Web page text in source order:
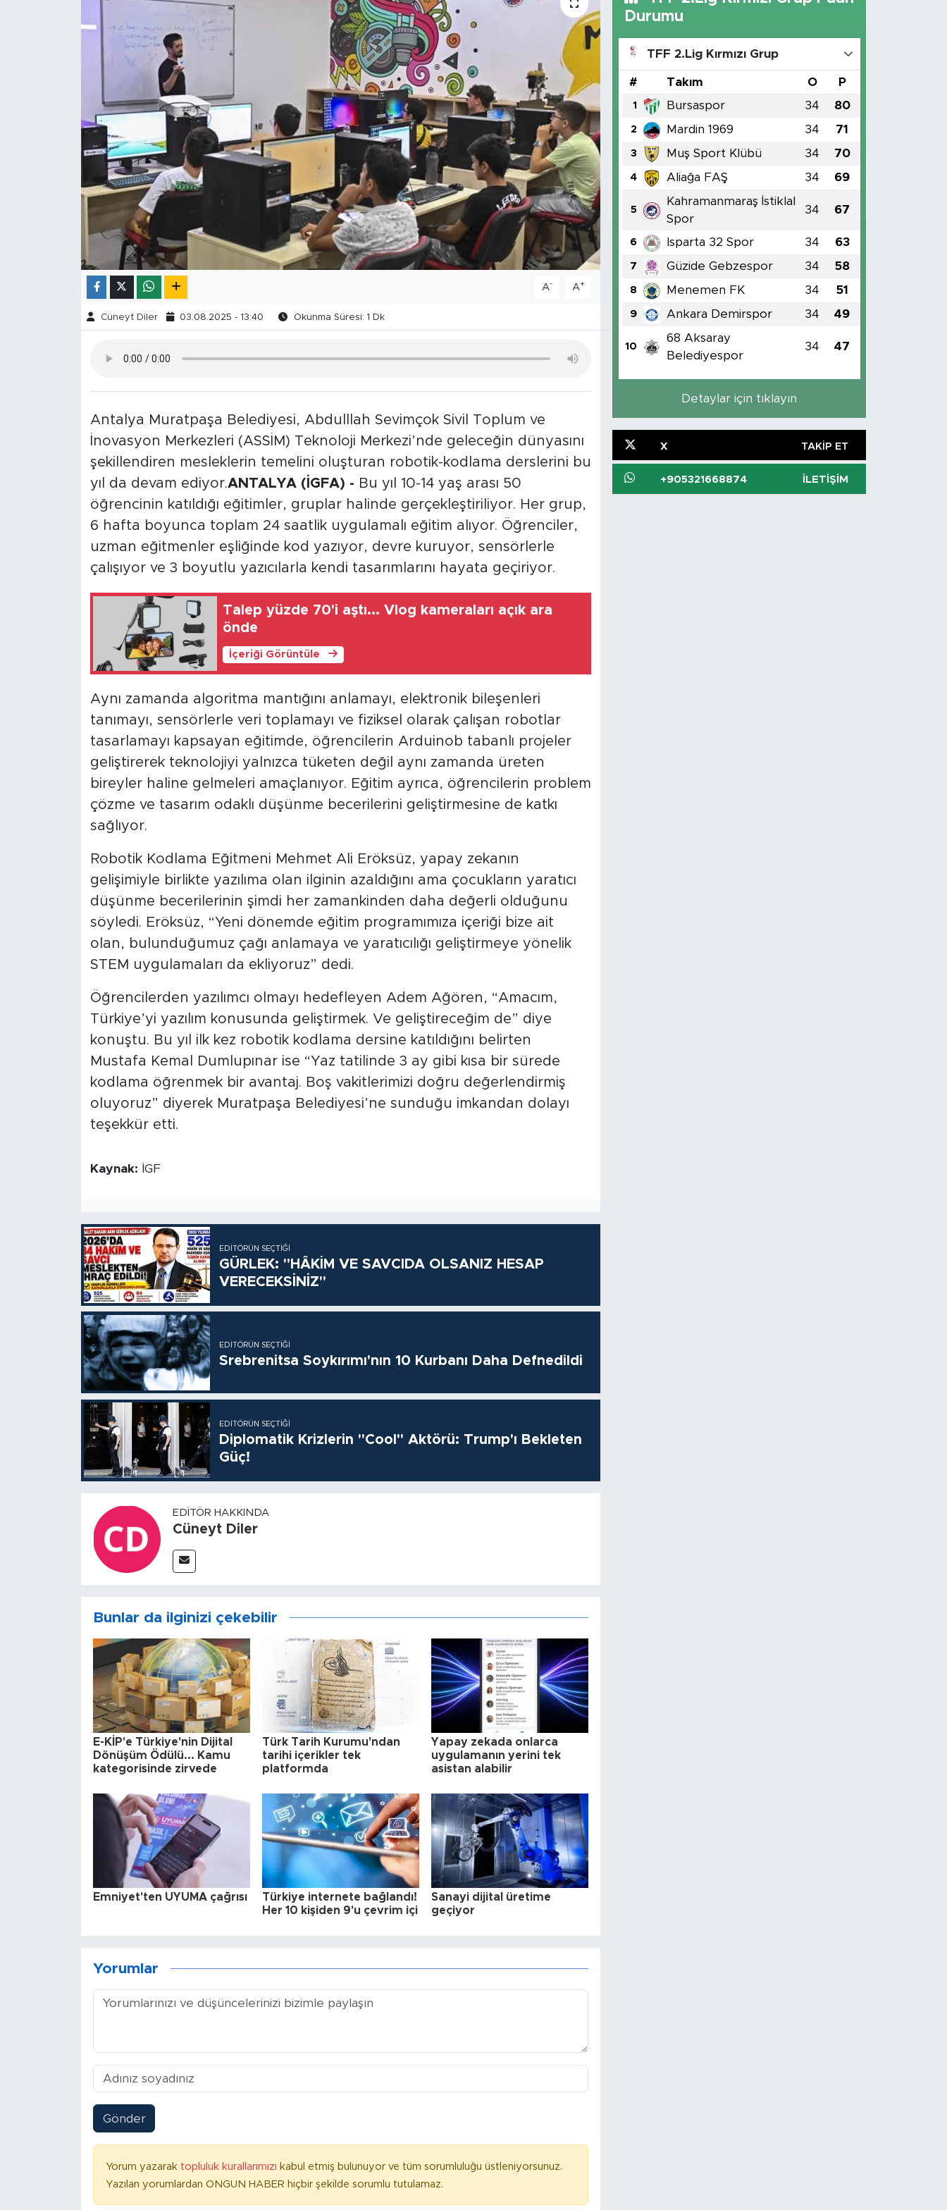
A- A+
Cüneyt Diler 03.08.2025 - 13:40 Okunma Süresi: 1 Dk
Antalya Muratpaşa Belediyesi, Abdulllah Sevimçok Sivil Toplum ve
İnovasyon Merkezleri (ASSİM) Teknoloji Merkezi’nde geleceğin dünyasını
şekillendiren mesleklerin temelini oluşturan robotik-kodlama derslerini bu
yıl da devam ediyor.ANTALYA (İGFA) - Bu yıl 10-14 yaş arası 50
öğrencinin katıldığı eğitimler, gruplar halinde gerçekleştiriliyor. Her grup,
6 hafta boyunca toplam 24 saatlik uygulamalı eğitim alıyor. Öğrenciler,
uzman eğitmenler eşliğinde kod yazıyor, devre kuruyor, sensörlerle
çalışıyor ve 3 boyutlu yazıcılarla kendi tasarımlarını hayata geçiriyor.
Talep yüzde 70'i aştı... Vlog kameraları açık ara
önde
İçeriği Görüntüle
Aynı zamanda algoritma mantığını anlamayı, elektronik bileşenleri
tanımayı, sensörlerle veri toplamayı ve fiziksel olarak çalışan robotlar
tasarlamayı kapsayan eğitimde, öğrencilerin Arduinob tabanlı projeler
geliştirerek teknolojiyi yalnızca tüketen değil aynı zamanda üreten
bireyler haline gelmeleri amaçlanıyor. Eğitim ayrıca, öğrencilerin problem
çözme ve tasarım odaklı düşünme becerilerini geliştirmesine de katkı
sağlıyor.
Robotik Kodlama Eğitmeni Mehmet Ali Eröksüz, yapay zekanın
gelişimiyle birlikte yazılıma olan ilginin azaldığını ama çocukların yaratıcı
düşünme becerilerinin şimdi her zamankinden daha değerli olduğunu
söyledi. Eröksüz, “Yeni dönemde eğitim programımıza içeriği bize ait
olan, bulunduğumuz çağı anlamaya ve yaratıcılığı geliştirmeye yönelik
STEM uygulamaları da ekliyoruz” dedi.
Öğrencilerden yazılımcı olmayı hedefleyen Adem Ağören, “Amacım,
Türkiye’yi yazılım konusunda geliştirmek. Ve geliştireceğim de” diye
konuştu. Bu yıl ilk kez robotik kodlama dersine katıldığını belirten
Mustafa Kemal Dumlupınar ise “Yaz tatilinde 3 ay gibi kısa bir sürede
kodlama öğrenmek bir avantaj. Boş vakitlerimizi doğru değerlendirmiş
oluyoruz” diyerek Muratpaşa Belediyesi’ne sunduğu imkandan dolayı
teşekkür etti.
Kaynak: İGF
EDITÖRÜN SEÇTIĞI
GÜRLEK: "HÂKİM VE SAVCIDA OLSANIZ HESAP
VERECEKSİNİZ"
EDITÖRÜN SEÇTIĞI
Srebrenitsa Soykırımı'nın 10 Kurbanı Daha Defnedildi
EDITÖRÜN SEÇTIĞI
Diplomatik Krizlerin "Cool" Aktörü: Trump'ı Bekleten
Güç!
EDITÖR HAKKINDA
Cüneyt Diler
Bunlar da ilginizi çekebilir
E-KİP'e Türkiye'nin Dijital
Dönüşüm Ödülü... Kamu
kategorisinde zirvede
Türk Tarih Kurumu'ndan
tarihi içerikler tek
platformda
Yapay zekada onlarca
uygulamanın yerini tek
asistan alabilir
Emniyet'ten UYUMA çağrısı
Türkiye internete bağlandı!
Her 10 kişiden 9'u çevrim içi
Sanayi dijital üretime
geçiyor
Yorumlar
Gönder
Yorum yazarak topluluk kurallarımızı kabul etmiş bulunuyor ve tüm sorumluluğu üstleniyorsunuz.
Yazılan yorumlardan ONGUN HABER hiçbir şekilde sorumlu tutulamaz.
Durumu
TFF 2.Lig Kırmızı Grup
# Takım O P
1 Bursaspor 34 80
2 Mardin 1969 34 71
3 Muş Sport Klübü 34 70
4 Aliağa FAŞ 34 69
5
Kahramanmaraş İstiklal
Spor
34 67
6 Isparta 32 Spor 34 63
7 Güzide Gebzespor 34 58
8 Menemen FK 34 51
9 Ankara Demirspor 34 49
10
68 Aksaray
Belediyespor
34 47
Detaylar için tıklayın
X TAKIP ET
+905321668874 İLETIŞIM